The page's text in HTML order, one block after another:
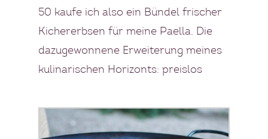
50 kaufe ich also ein Bündel frischer
Kichererbsen für meine Paella. Die
dazugewonnene Erweiterung meines
kulinarischen Horizonts: preislos